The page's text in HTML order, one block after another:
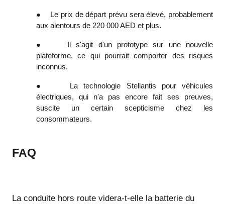
●
Le prix de départ prévu sera élevé, probablement
aux alentours de 220 000 AED et plus.
●
Il s'agit d'un prototype sur une nouvelle
plateforme, ce qui pourrait comporter des risques
inconnus.
●
La technologie Stellantis pour véhicules
électriques, qui n'a pas encore fait ses preuves,
suscite un certain scepticisme chez les
consommateurs.
FAQ
La conduite hors route videra-t-elle la batterie du